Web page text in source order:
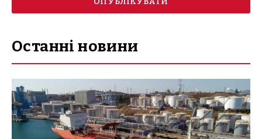
Останні новини